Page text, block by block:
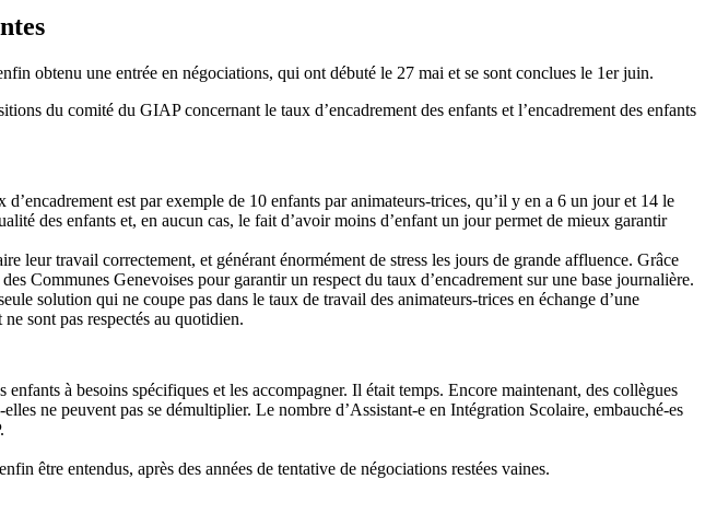
obtenu une entrée en négociations, qui ont débuté le 27 mai et se sont conclues le 1er juin.
du comité du GIAP concernant le taux d’encadrement des enfants et l’encadrement des enfants
est par exemple de 10 enfants par animateurs-trices, qu’il y en a 6 un jour et 14 le
des enfants et, en aucun cas, le fait d’avoir moins d’enfant un jour permet de mieux garantir
leur travail correctement, et générant énormément de stress les jours de grande affluence. Grâce
Communes Genevoises pour garantir un respect du taux d’encadrement sur une base journalière.
solution qui ne coupe pas dans le taux de travail des animateurs-trices en échange d’une
sont pas respectés au quotidien.
à besoins spécifiques et les accompagner. Il était temps. Encore maintenant, des collègues
ne peuvent pas se démultiplier. Le nombre d’Assistant-e en Intégration Scolaire, embauché-es
être entendus, après des années de tentative de négociations restées vaines.